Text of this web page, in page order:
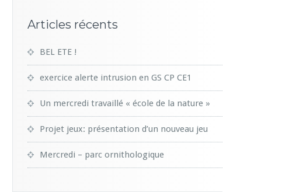
Articles récents
BEL ETE !
exercice alerte intrusion en GS CP CE1
Un mercredi travaillé « école de la nature »
Projet jeux: présentation d’un nouveau jeu
Mercredi – parc ornithologique